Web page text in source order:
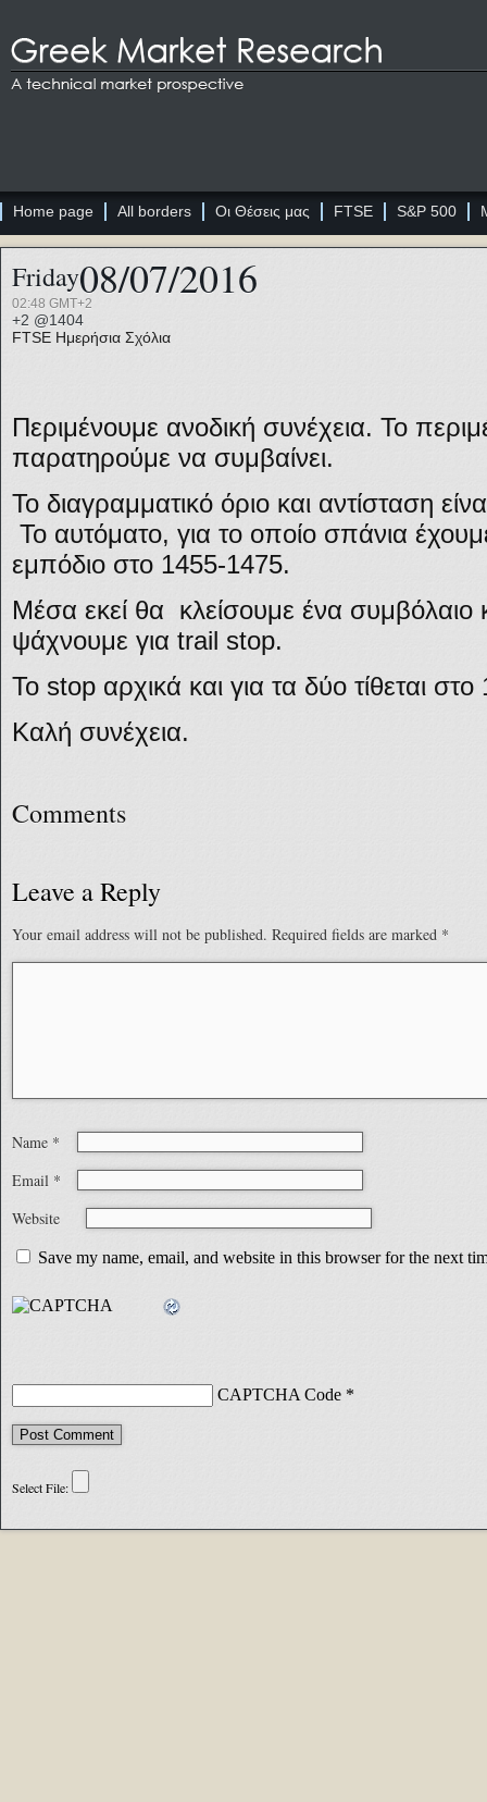
Home page All borders Οι Θέσεις μας FTSE S&P 500
Friday08/07/2016
02:48 GMT+2
+2 @1404
FTSE Ημερήσια Σχόλια
Περιμένουμε ανοδική συνέχεια. Το
παρατηρούμε να συμβαίνει.
Το διαγραμματικό όριο και αντίσταση
Το αυτόματο, για το οποίο σπάνια
εμπόδιο στο 1455-1475.
Μέσα εκεί θα κλείσουμε ένα συμβόλαιο
ψάχνουμε για trail stop.
Το stop αρχικά και για τα δύο τίθεται
Καλή συνέχεια.
Comments
Leave a Reply
Your email address will not be published. Required fields are marked *
Name *
Email *
Website
Save my name, email, and website in this browser for the next
CAPTCHA Code *